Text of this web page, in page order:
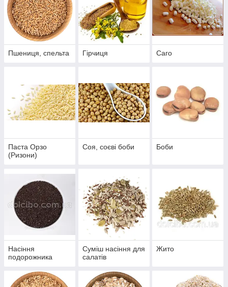
Пшениця, спельта Гірчиця Саго
Паста Орзо
(Ризони)
Соя, соєві боби Боби
Насіння
подорожника
Суміш насіння для
салатів
Жито